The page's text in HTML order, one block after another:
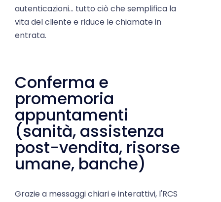
vita del cliente e riduce le chiamate in
entrata.
Conferma e
promemoria
appuntamenti
(sanità, assistenza
post-vendita, risorse
umane, banche)
migliora la gestione degli appuntamenti.